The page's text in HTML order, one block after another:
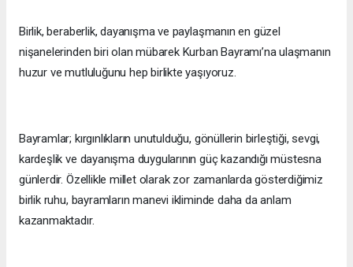
Birlik, beraberlik, dayanışma ve paylaşmanın en güzel
nişanelerinden biri olan mübarek Kurban Bayramı’na ulaşmanın
huzur ve mutluluğunu hep birlikte yaşıyoruz.
Bayramlar; kırgınlıkların unutulduğu, gönüllerin birleştiği, sevgi,
kardeşlik ve dayanışma duygularının güç kazandığı müstesna
günlerdir. Özellikle millet olarak zor zamanlarda gösterdiğimiz
birlik ruhu, bayramların manevi ikliminde daha da anlam
kazanmaktadır.